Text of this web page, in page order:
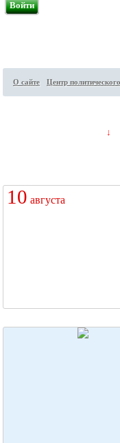
Войти
О сайте Центр
↓
10 августа